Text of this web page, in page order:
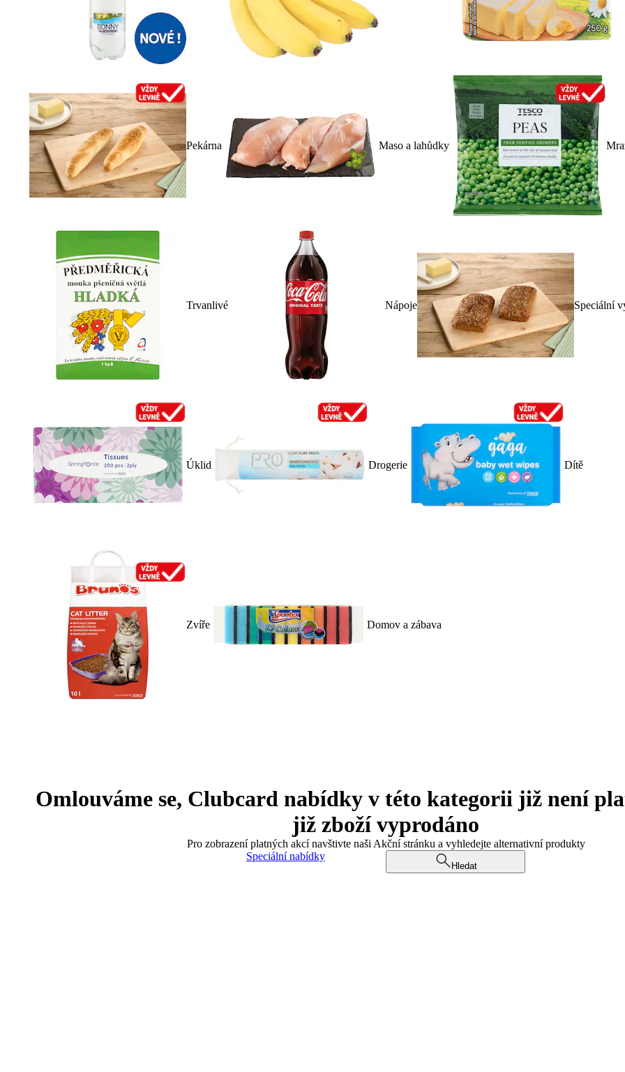
Pekárna Maso a lahůdky
Trvanlivé Nápoje Speciální
Úklid Drogerie Dítě
Zvíře Domov a zábava
Omlouváme se, Clubcard nabídky v této kategorii již není
již zboží vyprodáno
Pro zobrazení platných akcí navštivte naši Akční stránku a vyhledejte alternativní produkty
Speciální nabídky
Hledat